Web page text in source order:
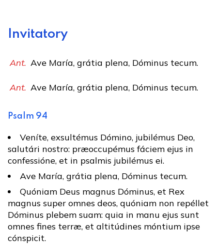
Invitatory
Ant. Ave María, grátia plena, Dóminus tecum.
Ant. Ave María, grátia plena, Dóminus tecum.
Psalm 94
Veníte, exsultémus Dómino, jubilémus Deo,
salutári nostro: præoccupémus fáciem ejus in
confessióne, et in psalmis jubilémus ei.
Ave María, grátia plena, Dóminus tecum.
Quóniam Deus magnus Dóminus, et Rex
magnus super omnes deos, quóniam non repéllet
Dóminus plebem suam: quia in manu ejus sunt
omnes fines terræ, et altitúdines móntium ipse
cónspicit.